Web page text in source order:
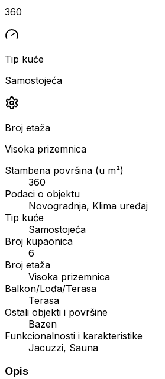
360
Tip kuće
Samostojeća
Broj etaža
Visoka prizemnica
Stambena površina (u m²)
360
Podaci o objektu
Novogradnja, Klima uređaj
Tip kuće
Samostojeća
Broj kupaonica
6
Broj etaža
Visoka prizemnica
Balkon/Lođa/Terasa
Terasa
Ostali objekti i površine
Bazen
Funkcionalnosti i karakteristike
Jacuzzi, Sauna
Opis